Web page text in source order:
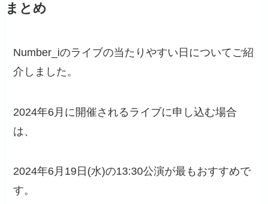
まとめ
Number_iのライブの当たりやすい日についてご紹
介しました。
2024年6月に開催されるライブに申し込む場合
は、
2024年6月19日(水)の13:30公演が最もおすすめで
す。